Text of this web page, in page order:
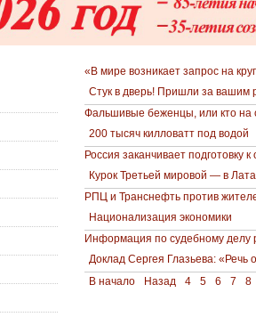
«В мире возникает запрос на
Стук в дверь! Пришли за вашим
Фальшивые беженцы, или кто на
200 тысяч килловатт под водой
Россия заканчивает подготовку
Курок Третьей мировой — в
РПЦ и Транснефть против
Национализация экономики
Информация по судебному делу
Доклад Сергея Глазьева:
В начало
Назад 4 5 6 7 8